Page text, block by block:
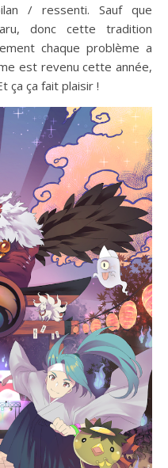
/ ressenti. Sauf que
donc cette tradition
chaque problème a
est revenu cette année,
ça ça fait plaisir !